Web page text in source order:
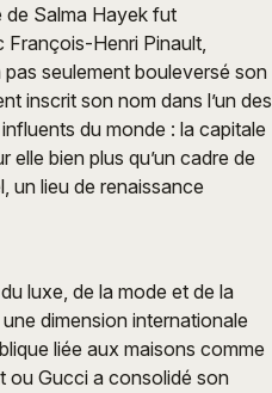
de Salma Hayek fut
François-Henri Pinault,
pas seulement bouleversé son
inscrit son nom dans l’un des
du monde : la capitale
bien plus qu’un cadre de
un lieu de renaissance
luxe, de la mode et de la
dimension internationale
liée aux maisons comme
ou Gucci a consolidé son